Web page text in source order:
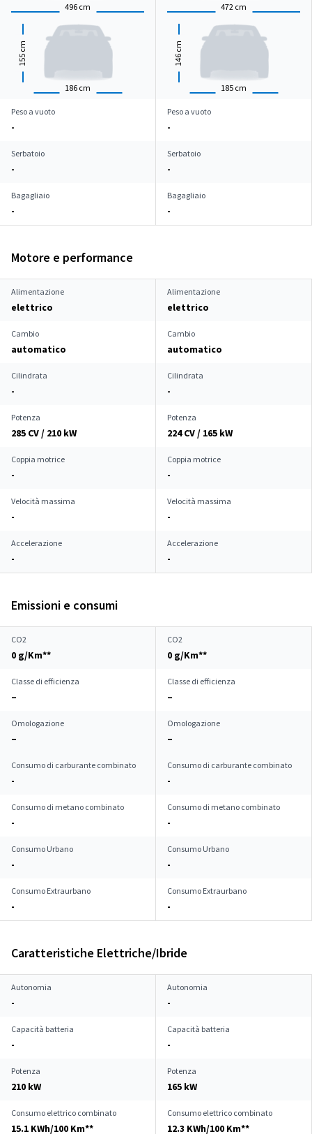
496 cm
186 cm
155
cm
472 cm
185 cm
146
cm
Peso a vuoto
-
Peso a vuoto
-
Serbatoio
-
Serbatoio
-
Bagagliaio
-
Bagagliaio
-
Motore e performance
Alimentazione
elettrico
Alimentazione
elettrico
Cambio
automatico
Cambio
automatico
Cilindrata
-
Cilindrata
-
Potenza
285 CV / 210 kW
Potenza
224 CV / 165 kW
Coppia motrice
-
Coppia motrice
-
Velocità massima
-
Velocità massima
-
Accelerazione
-
Accelerazione
-
Emissioni e consumi
CO2
0 g/Km**
CO2
0 g/Km**
Classe di efficienza
–
Classe di efficienza
–
Omologazione
–
Omologazione
–
Consumo di carburante combinato
-
Consumo di carburante combinato
-
Consumo di metano combinato
-
Consumo di metano combinato
-
Consumo Urbano
-
Consumo Urbano
-
Consumo Extraurbano
-
Consumo Extraurbano
-
Caratteristiche Elettriche/Ibride
Autonomia
-
Autonomia
-
Capacità batteria
-
Capacità batteria
-
Potenza
210 kW
Potenza
165 kW
Consumo elettrico combinato
15.1 KWh/100 Km**
Consumo elettrico combinato
12.3 KWh/100 Km**